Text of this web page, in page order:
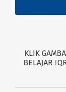
KLIK
BELAJAR